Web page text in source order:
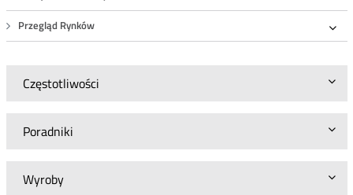
Przegląd Rynków
Częstotliwości
Poradniki
Wyroby